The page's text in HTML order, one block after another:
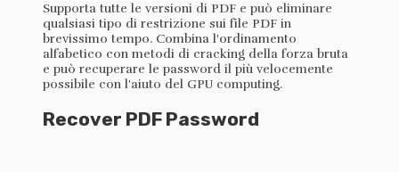
Supporta tutte le versioni di PDF e può eliminare
qualsiasi tipo di restrizione sui file PDF in
brevissimo tempo. Combina l'ordinamento
alfabetico con metodi di cracking della forza bruta
e può recuperare le password il più velocemente
possibile con l'aiuto del GPU computing.
Recover PDF Password